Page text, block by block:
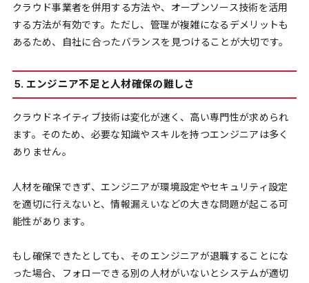
クラウド事業者を併用する方法や、オープンソース技術を活用
する方法が有効です。ただし、管理が複雑になるデメリットも
あるため、自社に合ったバランスを見つけることが大切です。
5. エンジニア不足と人材確保の難しさ
クラウドネイティブ技術は変化が速く、高い専門性が求められ
ます。そのため、必要な知識やスキルを持つエンジニアは多く
ありません。
人材を確保できず、エンジニアが環境設定やセキュリティ設定
を適切に行えないと、情報漏えいなどの大きな問題が起こる可
能性があります。
もし確保できたとしても、そのエンジニアが退職することにな
った場合、フォローできる別の人材がいないとシステムが適切